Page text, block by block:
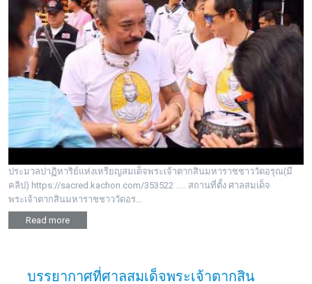
ประมวลปาฏิหาริย์แห่งเหรียญสมเด็จพระเจ้าตากสินมหาราชชาววัดอรุณ(มี
คลิป) https://sacred.kachon.com/353522 ..... สถานที่ตั้ง ศาลสมเด็จ
พระเจ้าตากสินมหาราชชาววัดอร...
Read more
บรรยากาศที่ศาลสมเด็จพระเจ้าตากสิน